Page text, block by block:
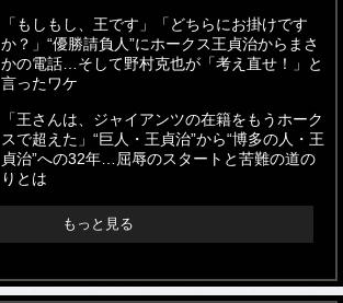
「もしもし、王です」「どちらにお掛けです
か？」“優勝請負人”にホークス王貞治からまさ
かの電話…そして野村克也が「考え直せ！」と
言ったワケ
「王さんは、ジャイアンツの在籍をもうホーク
スで超えた」“巨人・王貞治”から“博多の人・王
貞治”への32年…屈辱のスタートと苦難の道の
りとは
もっと見る